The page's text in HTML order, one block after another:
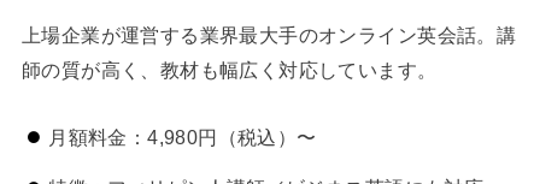
上場企業が運営する業界最大手のオンライン英会話。講
師の質が高く、教材も幅広く対応しています。
月額料金：4,980円（税込）〜